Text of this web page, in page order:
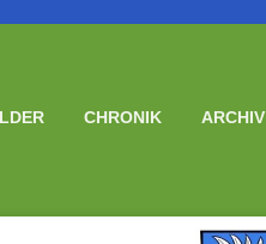
CHRONIK ARCHIV